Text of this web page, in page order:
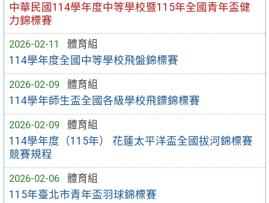
中華民國114學年度中等學校暨115年全國青年盃健
力錦標賽
2026-02-11
體育組
114學年度全國中等學校飛盤錦標賽
2026-02-09
體育組
114學年師生盃全國各級學校飛鏢錦標賽
2026-02-09
體育組
114學年度（115年） 花蓮太平洋盃全國拔河錦標賽
競賽規程
2026-02-06
體育組
115年臺北市青年盃羽球錦標賽